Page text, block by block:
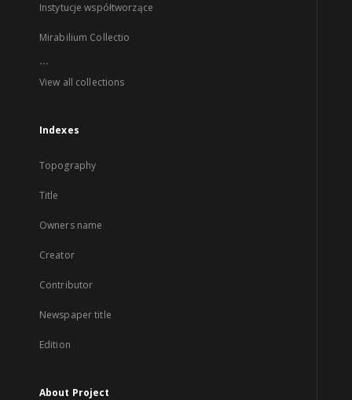
Instytucje współtworzące
Mirabilium Collectio
...
View all collections
Indexes
Topography
Title
Owners name
Creator
Contributor
Newspaper title
Edition
About Project